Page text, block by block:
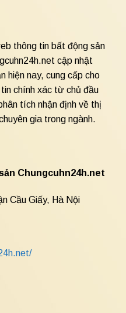
thông tin bất động sản
cập nhật
hiện nay, cung cấp cho
chính xác từ chủ đầu
tích nhận định về thị
gia trong ngành.
Chungcuhn24h.net
Cầu Giấy, Hà Nội